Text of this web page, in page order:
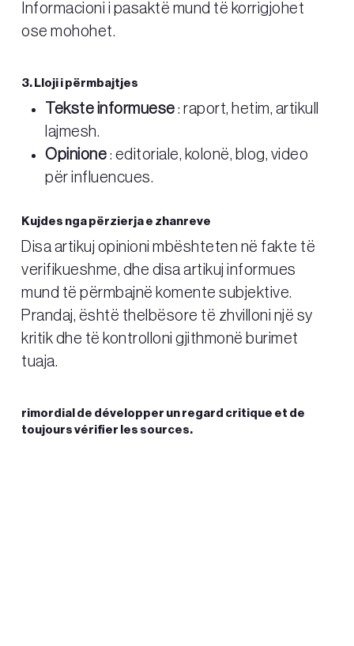
Informacioni i pasaktë mund të korrigjohet
ose mohohet.
3. Lloji i përmbajtjes
Tekste informuese : raport, hetim, artikull
lajmesh.
Opinione : editoriale, kolonë, blog, video
për influencues.
Kujdes nga përzierja e zhanreve
Disa artikuj opinioni mbështeten në fakte të
verifikueshme, dhe disa artikuj informues
mund të përmbajnë komente subjektive.
Prandaj, është thelbësore të zhvilloni një sy
kritik dhe të kontrolloni gjithmonë burimet
tuaja.
rimordial de développer un regard critique et de
toujours vérifier les sources.